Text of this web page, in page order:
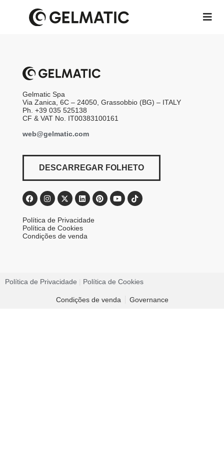
Gelmatic Spa
Via Zanica, 6C – 24050, Grassobbio (BG) – ITALY
Ph. +39 035 525138
CF & VAT No. IT00383100161
web@gelmatic.com
DESCARREGAR FOLHETO
Política de Privacidade
Política de Cookies
Condições de venda
Política de Privacidade​ Política de Cookies​
Condições de venda Governance